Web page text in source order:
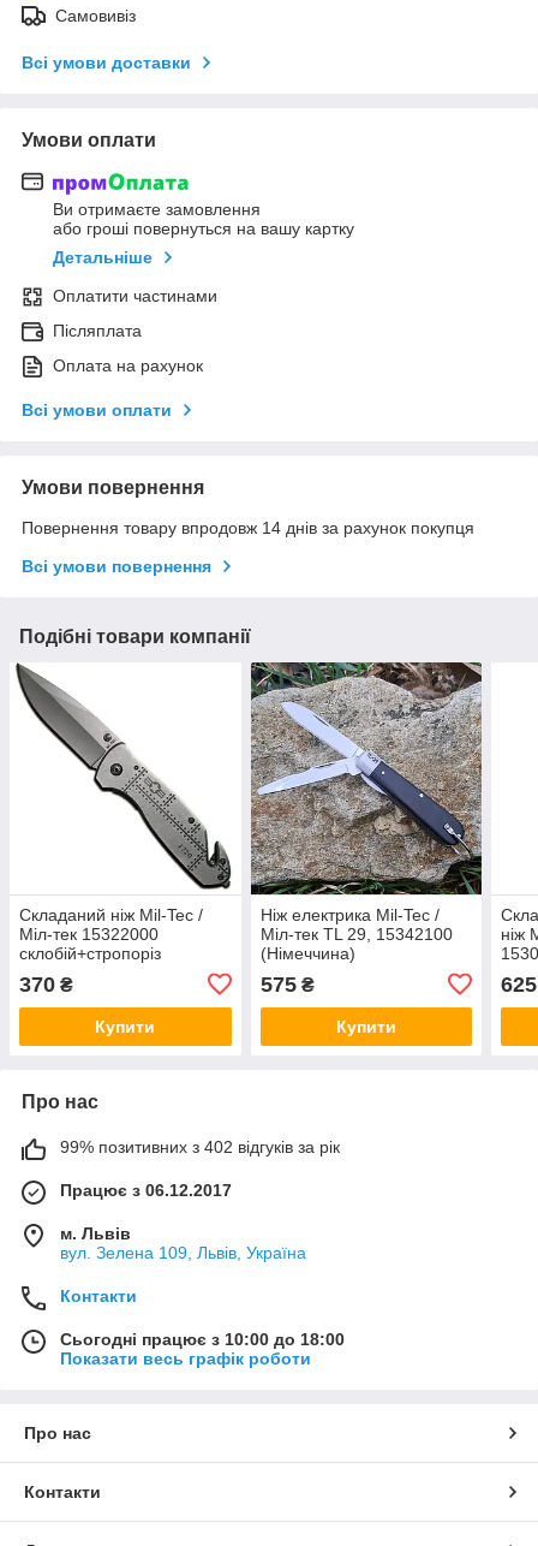
Самовивіз
Всі умови доставки
Умови оплати
Ви отримаєте замовлення
або гроші повернуться на вашу картку
Детальніше
Оплатити частинами
Післяплата
Оплата на рахунок
Всі умови оплати
Умови повернення
Повернення товару впродовж 14 днів за рахунок покупця
Всі умови повернення
Подібні товари компанії
Складаний ніж Mil-Tec /
Міл-тек 15322000
склобій+стропоріз
370 ₴
Купити
Ніж електрика Mil-Tec /
Міл-тек TL 29, 15342100
(Німеччина)
575₴
Купити
ніж
625
Про нас
99% позитивних з 402 відгуків за рік
Працює з 06.12.2017
м. Львів
вул. Зелена 109, Львів, Україна
Контакти
Сьогодні працює з 10:00 до 18:00
Показати весь графік роботи
Про нас
Контакти